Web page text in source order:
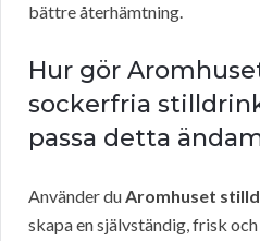
bättre återhämtning.
Hur gör
sockerfria
passa detta
Använder duAromhuset
skapa en självständig, frisk